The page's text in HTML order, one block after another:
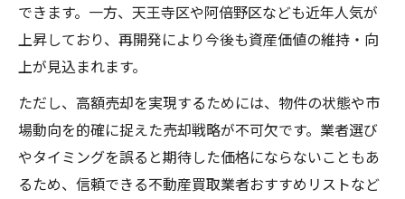
できます。一方、天王寺区や阿倍野区なども近年人気が
上昇しており、再開発により今後も資産価値の維持・向
上が見込まれます。
ただし、高額売却を実現するためには、物件の状態や市
場動向を的確に捉えた売却戦略が不可欠です。業者選び
やタイミングを誤ると期待した価格にならないこともあ
るため、信頼できる不動産買取業者おすすめリストなど